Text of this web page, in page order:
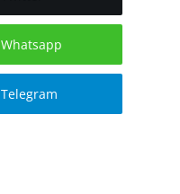
Whatsapp
Telegram